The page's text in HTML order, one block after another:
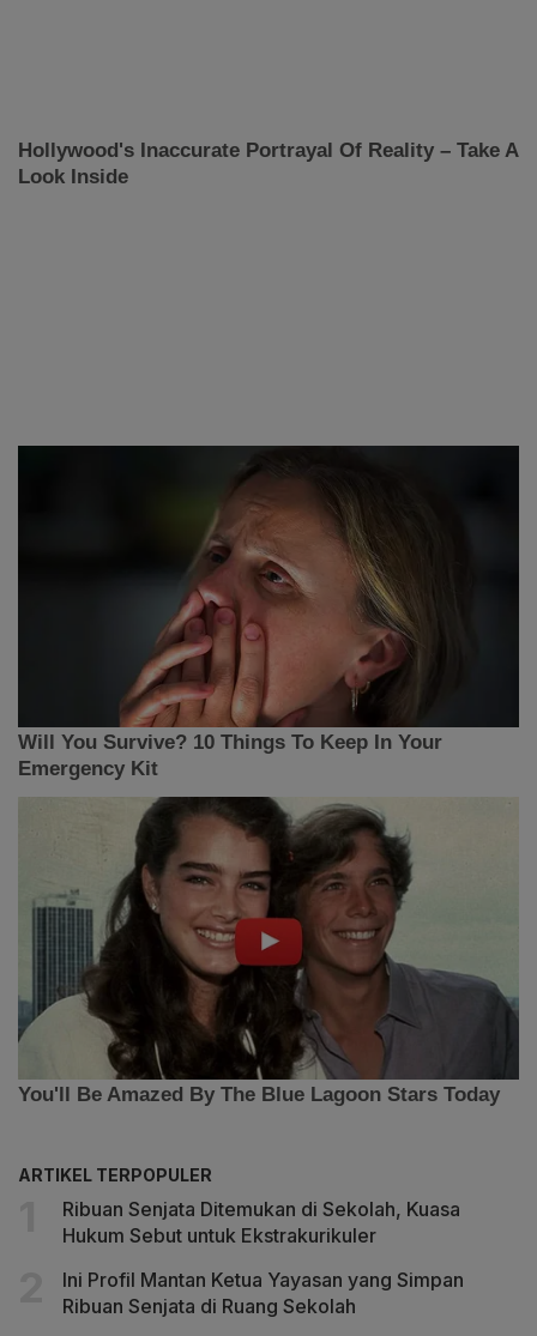
ARTIKEL TERPOPULER
Ribuan Senjata Ditemukan di Sekolah, Kuasa
Hukum Sebut untuk Ekstrakurikuler
Ini Profil Mantan Ketua Yayasan yang Simpan
Ribuan Senjata di Ruang Sekolah